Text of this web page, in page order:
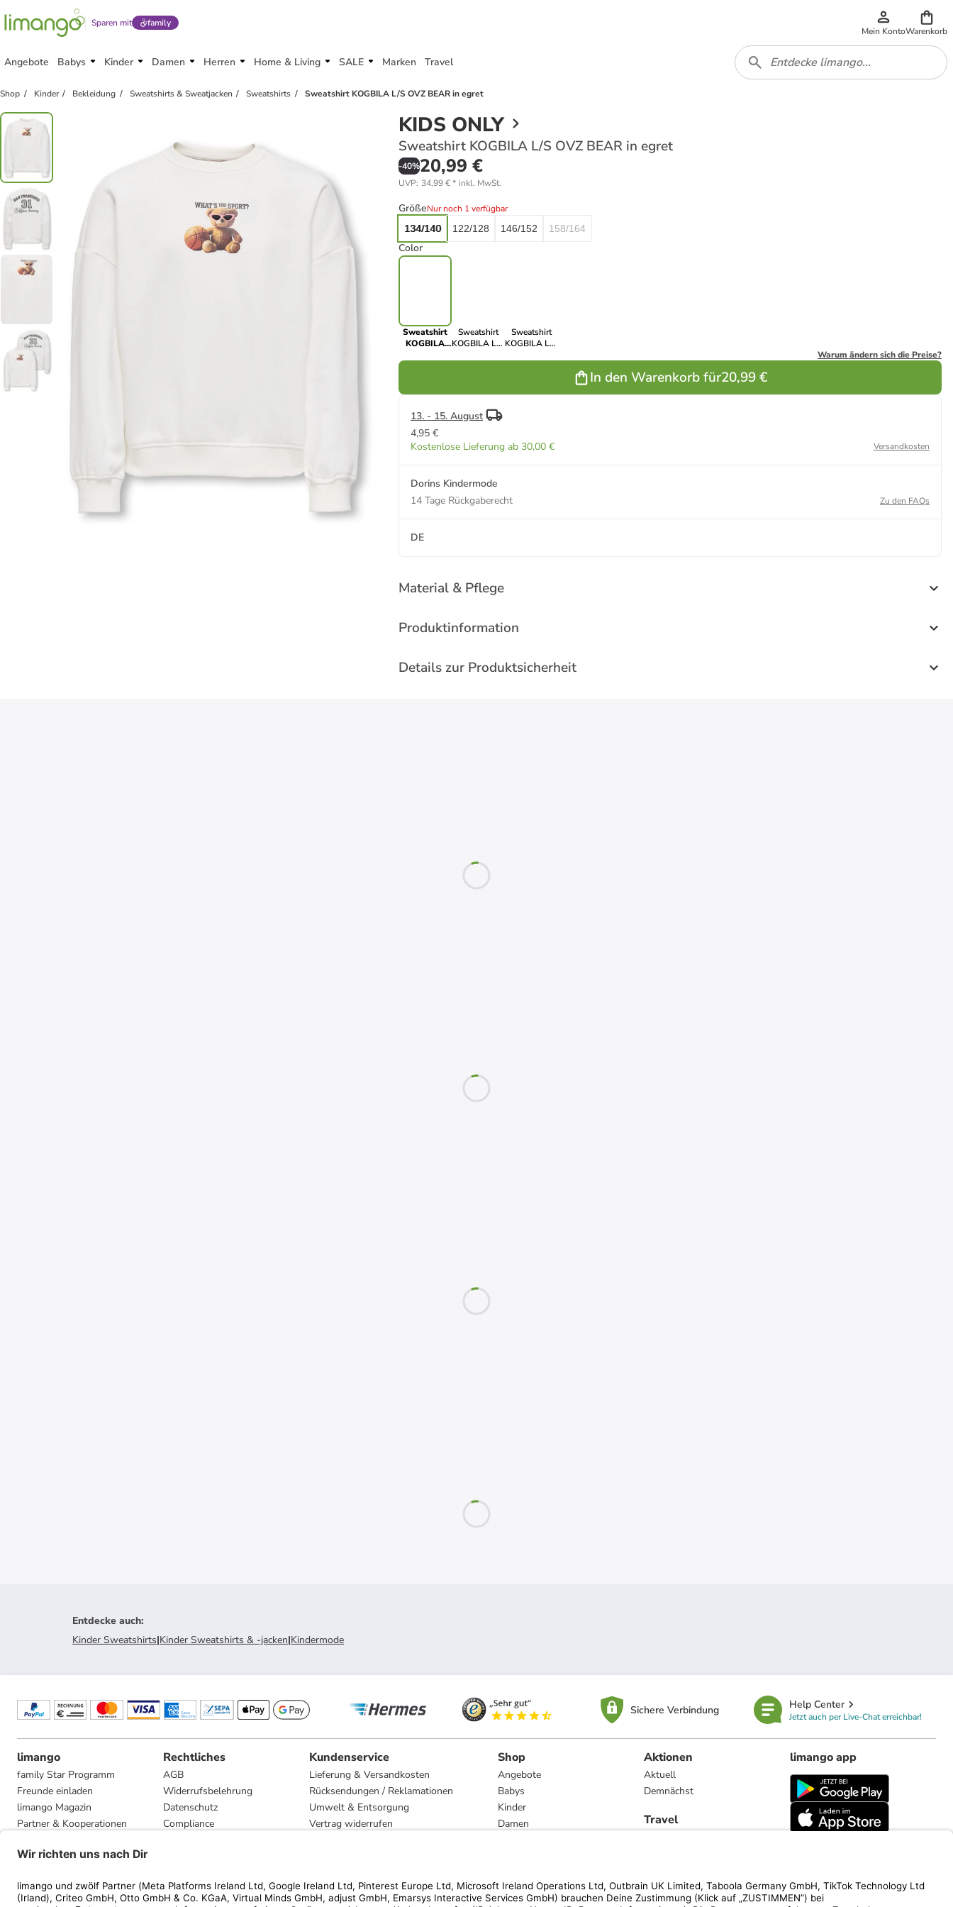
Sparen mit family
Mein KontoWarenkorb
Angebote Babys Kinder Damen Herren Home & Living SALE Marken Travel
Shop Kinder Bekleidung Sweatshirts & Sweatjacken Sweatshirts Sweatshirt KOGBILA L/S OVZ BEAR in egret
KIDS ONLY
Sweatshirt KOGBILA L/S OVZ BEAR in egret
-40%20,99 €
UVP: 34,99 €* inkl. MwSt.
GrößeNur noch 1 verfügbar
134/140
122/128 146/152 158/164
Color
Sweatshirt
KOGBILA
Sweatshirt
KOGBILA L/S
Sweatshirt
KOGBILA L/S
Warum ändern sich die Preise?
In den Warenkorb für20,99 €
13. - 15. August
4,95 €
Kostenlose Lieferung ab 30,00 €
Versandkosten
Dorins Kindermode
14 Tage Rückgaberecht
Zu den FAQs
DE
Material & Pflege
Produktinformation
Details zur Produktsicherheit
Entdecke auch:
Kinder Sweatshirts|Kinder Sweatshirts & -jacken|Kindermode
Sichere Verbindung Help Center
Jetzt auch per Live-Chat erreichbar!
limango
family Star Programm
Freunde einladen
limango Magazin
Partner & Kooperationen
Presse
Rechtliches
AGB
Widerrufsbelehrung
Datenschutz
Compliance
Kundenservice
Lieferung & Versandkosten
Rücksendungen / Reklamationen
Umwelt & Entsorgung
Vertrag widerrufen
Shop
Angebote
Babys
Kinder
Damen
Marken
Aktionen
Aktuell
Demnächst
Travel
limango app